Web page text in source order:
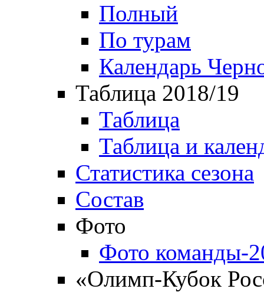
Полный
По турам
Календарь
Таблица 2018/19
Таблица
Таблица и
Статистика сезона
Состав
Фото
Фото команды-
«Олимп-Кубок